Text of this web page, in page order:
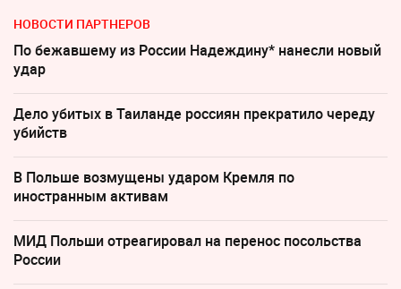
НОВОСТИ ПАРТНЕРОВ
По бежавшему из России Надеждину* нанесли новый
удар
Дело убитых в Таиланде россиян прекратило череду
убийств
В Польше возмущены ударом Кремля по
иностранным активам
МИД Польши отреагировал на перенос посольства
России